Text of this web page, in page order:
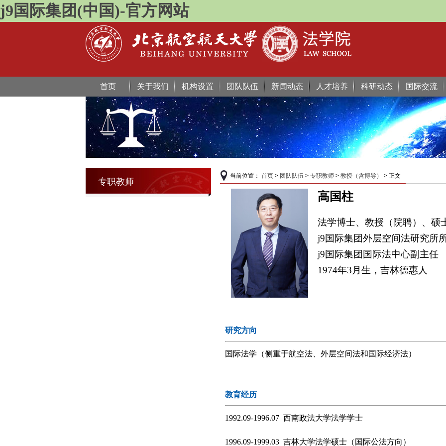
j9国际集团(中国)-官方网站
首页 关于我们 机构设置 团队队伍 新闻动态 人才培养 科研动态 国际交流
专职教师
当前位置： 首页 > 团队队伍 > 专职教师 > 教授（含博导） > 正文
高国柱
法学博士、教授（院聘）、硕
j9国际集团外层空间法研究所
j9国际集团国际法中心副主任
1974年3月生，吉林德惠人
研究方向
国际法学（侧重于航空法、外层空间法和国际经济法）
教育经历
1992.09-1996.07 西南政法大学法学学士
1996.09-1999.03 吉林大学法学硕士（国际公法方向）